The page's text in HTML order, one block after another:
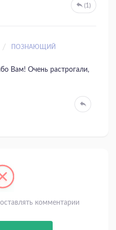
(1)
ПОЗНАЮЩИЙ
Вам! Очень растрогали,
комментарии